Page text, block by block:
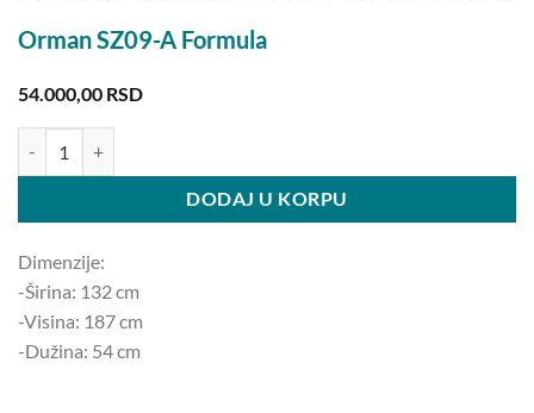
Orman SZ09-A Formula
54.000,00 RSD
DODAJ U KORPU
Dimenzije:
-Širina: 132 ​​cm
-Visina: 187 cm
-Dužina: 54 cm